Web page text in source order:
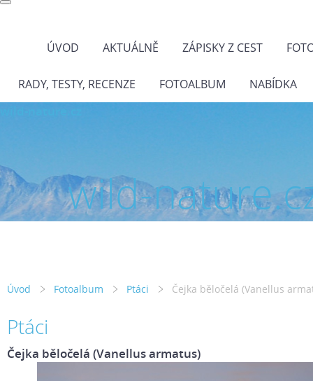
ÚVOD AKTUÁLNĚ ZÁPISKY Z CEST
RADY, TESTY, RECENZE FOTOALBUM NABÍDKA
wild-
Úvod Fotoalbum Ptáci Čejka běločelá (Vanellus
Ptáci
Čejka běločelá (Vanellus armatus)